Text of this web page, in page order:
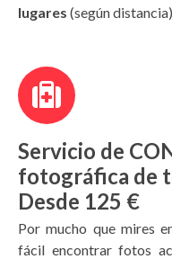
lugares (según distancia)
Servicio de
fotográfica de
Desde 125 €
Por mucho que mires
fácil encontrar fotos